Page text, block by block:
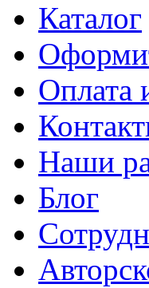
Каталог
Оплата
Наши
Блог